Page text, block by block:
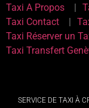
Taxi A Propos
Taxi Contact
Taxi Réserver un
Taxi Transfert
SERVICE DE TAXI À